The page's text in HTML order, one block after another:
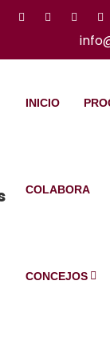
INICIO
COLABORA
CONCEJOS